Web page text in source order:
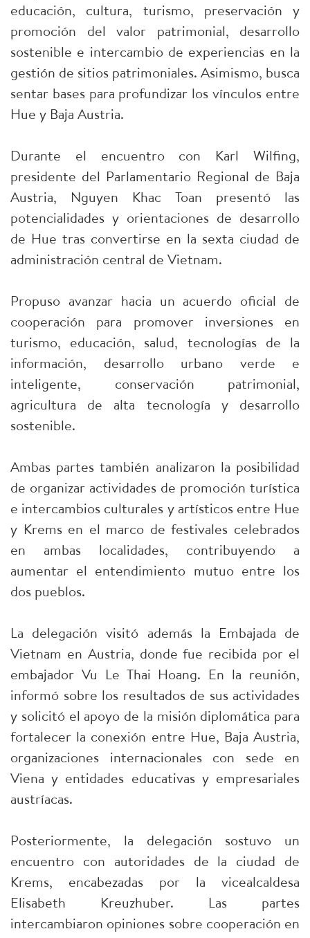
educación, cultura, turismo, preservación y
promoción del valor patrimonial, desarrollo
sostenible e intercambio de experiencias en la
gestión de sitios patrimoniales. Asimismo, busca
sentar bases para profundizar los vínculos entre
Hue y Baja Austria.
Durante el encuentro con Karl Wilfing,
presidente del Parlamentario Regional de Baja
Austria, Nguyen Khac Toan presentó las
potencialidades y orientaciones de desarrollo
de Hue tras convertirse en la sexta ciudad de
administración central de Vietnam.
Propuso avanzar hacia un acuerdo oficial de
cooperación para promover inversiones en
turismo, educación, salud, tecnologías de la
información, desarrollo urbano verde e
inteligente, conservación patrimonial,
agricultura de alta tecnología y desarrollo
sostenible.
Ambas partes también analizaron la posibilidad
de organizar actividades de promoción turística
e intercambios culturales y artísticos entre Hue
y Krems en el marco de festivales celebrados
en ambas localidades, contribuyendo a
aumentar el entendimiento mutuo entre los
dos pueblos.
La delegación visitó además la Embajada de
Vietnam en Austria, donde fue recibida por el
embajador Vu Le Thai Hoang. En la reunión,
informó sobre los resultados de sus actividades
y solicitó el apoyo de la misión diplomática para
fortalecer la conexión entre Hue, Baja Austria,
organizaciones internacionales con sede en
Viena y entidades educativas y empresariales
austríacas.
Posteriormente, la delegación sostuvo un
encuentro con autoridades de la ciudad de
Krems, encabezadas por la vicealcaldesa
Elisabeth Kreuzhuber. Las partes
intercambiaron opiniones sobre cooperación en